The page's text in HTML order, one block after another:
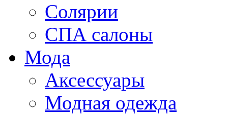
Солярии
СПА салоны
Мода
Аксессуары
Модная одежда